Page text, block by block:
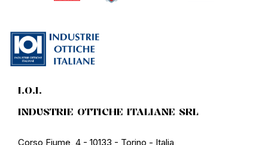
I.O.I.
INDUSTRIE OTTICHE ITALIANE SRL
Corso Fiume, 4 - 10133 - Torino - Italia